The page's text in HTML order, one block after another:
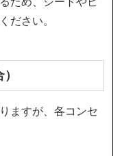
ださい。
ますが、各コンセ